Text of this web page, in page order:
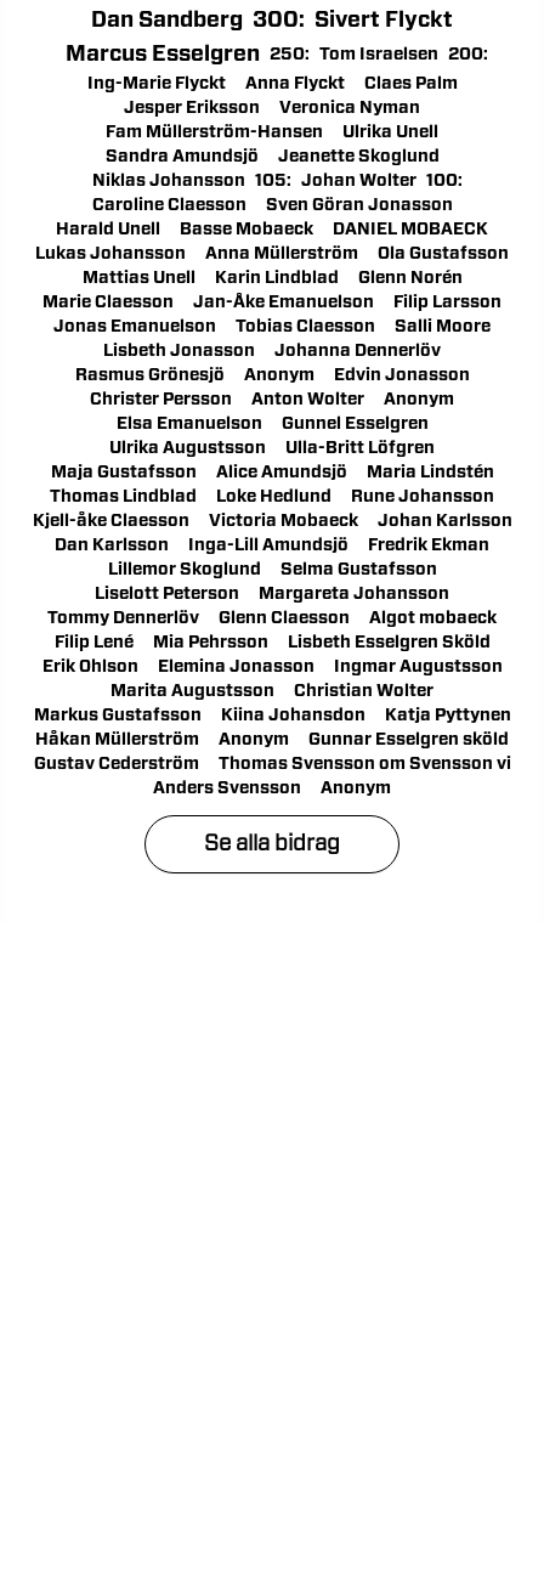
Dan Sandberg 300: Sivert Flyckt
Marcus Esselgren
250: Tom Israelsen 200:
Ing-Marie Flyckt
Anna Flyckt
Claes Palm
Jesper Eriksson
Veronica Nyman
Fam Müllerström-Hansen
Ulrika Unell
Sandra Amundsjö
Jeanette Skoglund
Niklas Johansson
105: Johan Wolter 100:
Caroline Claesson
Sven Göran Jonasson
Harald Unell
Basse Mobaeck
DANIEL MOBAECK
Lukas Johansson
Anna Müllerström
Ola Gustafsson
Mattias Unell
Karin Lindblad
Glenn Norén
Marie Claesson
Jan-Åke Emanuelson
Filip Larsson
Jonas Emanuelson
Tobias Claesson
Salli Moore
Lisbeth Jonasson
Johanna Dennerlöv
Rasmus Grönesjö
Anonym
Edvin Jonasson
Christer Persson
Anton Wolter
Anonym
Elsa Emanuelson
Gunnel Esselgren
Ulrika Augustsson
Ulla-Britt Löfgren
Maja Gustafsson
Alice Amundsjö
Maria Lindstén
Thomas Lindblad
Loke Hedlund
Rune Johansson
Kjell-åke Claesson
Victoria Mobaeck
Johan Karlsson
Dan Karlsson
Inga-Lill Amundsjö
Fredrik Ekman
Lillemor Skoglund
Selma Gustafsson
Liselott Peterson
Margareta Johansson
Tommy Dennerlöv
Glenn Claesson
Algot mobaeck
Filip Lené
Mia Pehrsson
Lisbeth Esselgren Sköld
Erik Ohlson
Elemina Jonasson
Ingmar Augustsson
Marita Augustsson
Christian Wolter
Markus Gustafsson
Kiina Johansdon
Katja Pyttynen
Håkan Müllerström
Anonym
Gunnar Esselgren sköld
Gustav Cederström
Thomas Svensson om Svensson vi
Anders Svensson
Anonym
Se alla bidrag